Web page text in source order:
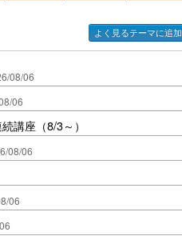
よく見るテーマに追加
08/06
06
講座（8/3～）
08/06
06